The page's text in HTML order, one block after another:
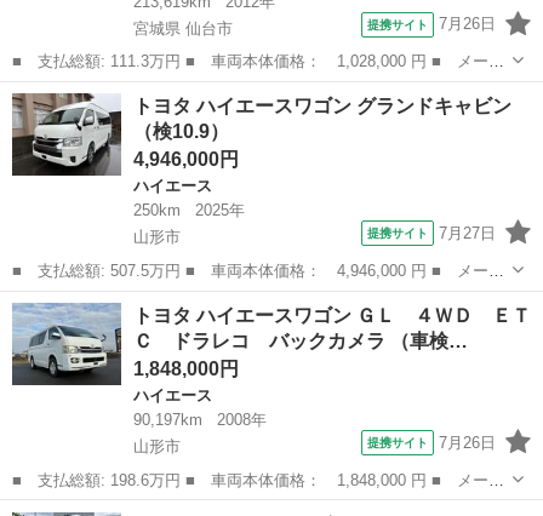
宮城県 仙台市
提携サイト 7月26日
■ 支払総額: 111.3万円 ■ 車両本体価格： 1,028,000 円 ■ メーカ
ー名： トヨタ ■ 車種名： ハイエースバン ■ グレード名： ロ
ングＤＸ ＧＬパッケージ 車検整備付き ４ＷＤ ディーゼル ナ
ビ ＴＶ...
宮城 仙台市 ハイエース
トヨタ ハイエースワゴン グランドキャビン
（検10.9）
4,946,000円
ハイエース
250km
2025年
山形市
提携サイト 7月27日
■ 支払総額: 507.5万円 ■ 車両本体価格： 4,946,000 円 ■ メーカ
ー名： トヨタ ■ 車種名： ハイエースワゴン ■ グレード名：
グランドキャビン ■ 排気量： 2700cc ■ ドア枚数： 4D ■...
山形 山形市 ハイエース
トヨタ ハイエースワゴン ＧＬ ４ＷＤ ＥＴ
Ｃ ドラレコ バックカメラ （車検…
1,848,000円
ハイエース
90,197km
2008年
山形市
提携サイト 7月26日
■ 支払総額: 198.6万円 ■ 車両本体価格： 1,848,000 円 ■ メーカ
ー名： トヨタ ■ 車種名： ハイエースワゴン ■ グレード名：
山形 山形市 ハイエース